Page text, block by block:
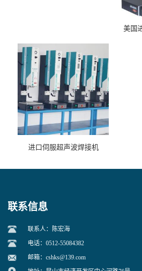
美国
进口伺服超声波焊接机
联系信息
联系人：陈宏海
电话：0512-55084382
邮箱： cshks@139.com